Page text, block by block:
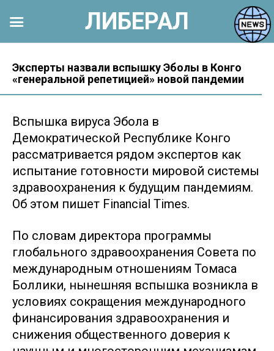
контенту
Эксперты назвали вспышку Эболы в Конго
«генеральной репетицией» новой пандемии
Вспышка вируса Эбола в
Демократической Республике Конго
рассматривается рядом экспертов как
испытание готовности мировой системы
здравоохранения к будущим пандемиям.
Об этом пишет Financial Times.
По словам директора программы
глобального здравоохранения Совета по
международным отношениям Томаса
Боллики, нынешняя вспышка возникла в
условиях сокращения международного
финансирования здравоохранения и
снижения общественного доверия к
ЛИБЕРАЛ